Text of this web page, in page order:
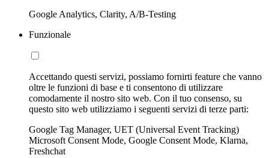
Google Analytics, Clarity, A/B-Testing
Funzionale
Accettando questi servizi, possiamo fornirti feature che vanno
oltre le funzioni di base e ti consentono di utilizzare
comodamente il nostro sito web. Con il tuo consenso, su
questo sito web utilizziamo i seguenti servizi di terze parti:
Google Tag Manager, UET (Universal Event Tracking)
Microsoft Consent Mode, Google Consent Mode, Klarna,
Freshchat